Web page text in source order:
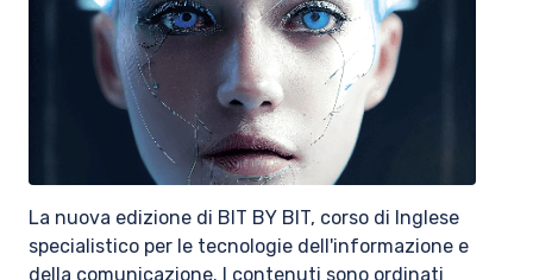
La nuova edizione di BIT BY BIT, corso di Inglese
specialistico per le tecnologie dell'informazione e
della comunicazione. I contenuti sono ordinati